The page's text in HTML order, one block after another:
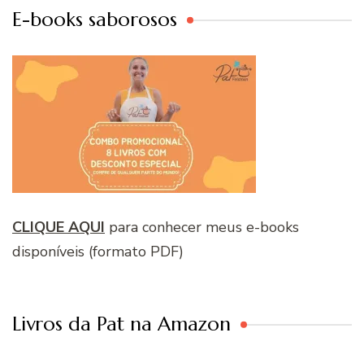
E-books saborosos
CLIQUE AQUI para conhecer meus e-books
disponíveis (formato PDF)
Livros da Pat na Amazon